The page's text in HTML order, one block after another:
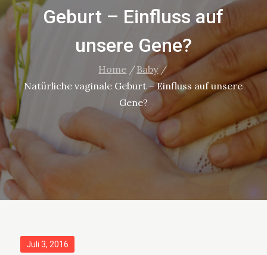
Geburt – Einfluss auf
unsere Gene?
Home
Baby
Natürliche vaginale Geburt – Einfluss auf unsere
Gene?
Posted
Juli 3, 2016